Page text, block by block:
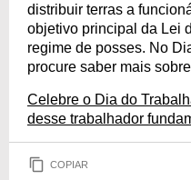
distribuir terras a
objetivo principal da Lei
regime de posses. No
procure saber mais
Celebre o Dia do
desse trabalhador
COPIAR